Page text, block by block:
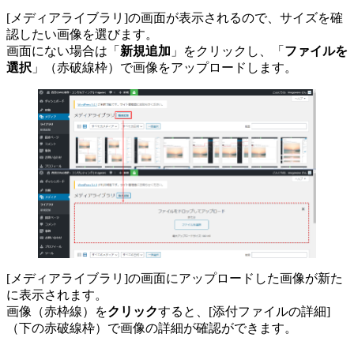
[メディアライブラリ]の画面が表示されるので、サイズを確
認したい画像を選びます。
画面にない場合は「 新規追加 」をクリックし、「 ファイルを
選択 」（赤破線枠）で画像をアップロードします。
[メディアライブラリ]の画面にアップロードした画像が新た
に表示されます。
画像（赤枠線）をクリックすると、[添付ファイルの詳細]
（下の赤破線枠）で画像の詳細が確認ができます。